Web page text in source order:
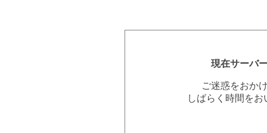
現在サーバ
ご迷惑をおか
しばらく時間を